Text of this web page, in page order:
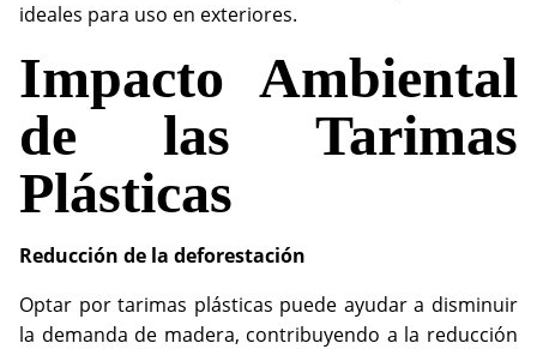
ideales para uso en exteriores.
Impacto Ambiental
de las Tarimas
Plásticas
Reducción de la deforestación
Optar por tarimas plásticas puede ayudar a disminuir
la demanda de madera, contribuyendo a la reducción